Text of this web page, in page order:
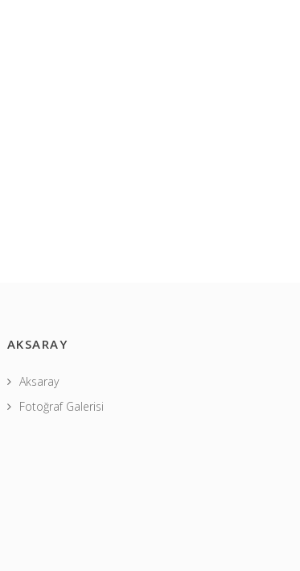
AKSARAY
Aksaray
Fotoğraf Galerisi